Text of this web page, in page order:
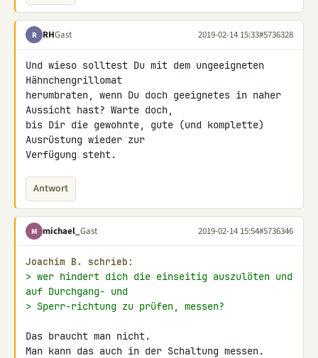
R RHGast 2019-02-14 15:33#5736328
Und wieso solltest Du mit dem ungeeigneten
Hähnchengrillomat
herumbraten, wenn Du doch geeignetes in naher
Aussicht hast? Warte doch,
bis Dir die gewohnte, gute (und komplette)
Ausrüstung wieder zur
Verfügung steht.
Antwort
M michael_ Gast 2019-02-14 15:54#5736346
Joachim B. schrieb:
> wer hindert dich die einseitig auszulöten und
auf Durchgang- und
> Sperr-richtung zu prüfen, messen?
Das braucht man nicht.
Man kann das auch in der Schaltung messen.